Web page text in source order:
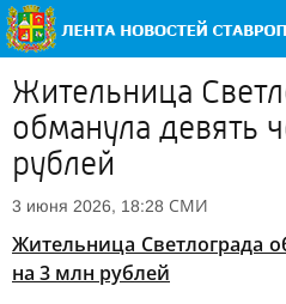
Жительница
обманула девять
рублей
3 июня 2026, 18:28 СМИ
Жительница Светлограда
на 3 млн рублей